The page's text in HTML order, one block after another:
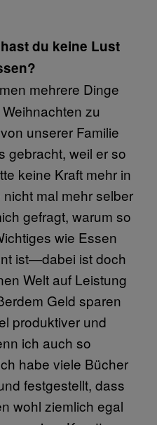
du keine Lust
mehrere Dinge
zu
unserer Familie
gebracht, weil er so
keine Kraft mehr in
mal mehr selber
gefragt, warum so
wie Essen
ist—dabei ist doch
Welt auf Leistung
Geld sparen
produktiver und
ich auch so
habe viele Bücher
festgestellt, dass
wohl ziemlich egal